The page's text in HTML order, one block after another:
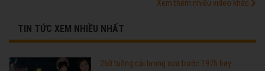
Xem thêm nhiều video khác
TIN TỨC XEM NHIỀU NHẤT
260 tuồng cải lương xưa trước 1975 hay